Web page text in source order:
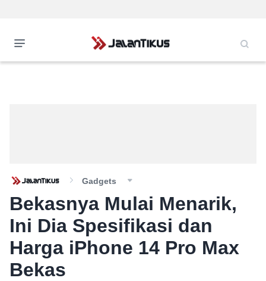
Gadgets
Bekasnya Mulai Menarik,
Ini Dia Spesifikasi dan
Harga iPhone 14 Pro Max
Bekas